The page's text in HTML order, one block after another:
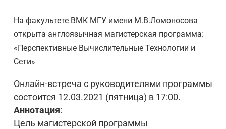
На факультете ВМК МГУ имени М.В.Ломоносова
открыта англоязычная магистерская программа:
«Перспективные Вычислительные Технологии и
Сети»
Онлайн-встреча с руководителями программы
состоится 12.03.2021 (пятница) в 17:00.
Аннотация:
Цель магистерской программы